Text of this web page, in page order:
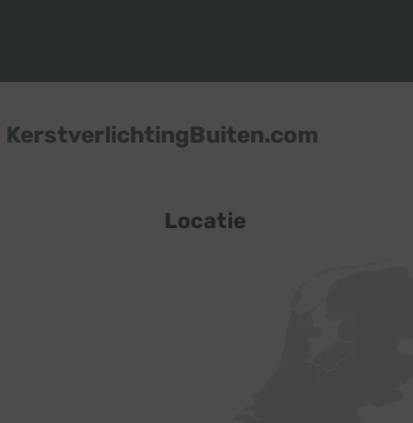
KerstverlichtingBuiten.com
Locatie